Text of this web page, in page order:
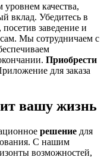
качества,
вклад. Убедитесь в
заведение и
Мы сотрудничаем с
Приобрести
для заказа
вашу жизнь
решение для
С нашим
возможностей,